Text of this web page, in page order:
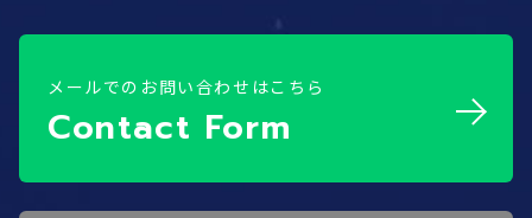
メールでのお問い合わせはこちら
Contact Form